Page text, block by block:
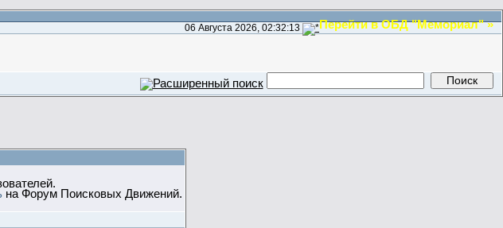
Перейти в ОБД "Мемориал" »
06 Августа 2026, 02:32:13
на Форум Поисковых Движений.